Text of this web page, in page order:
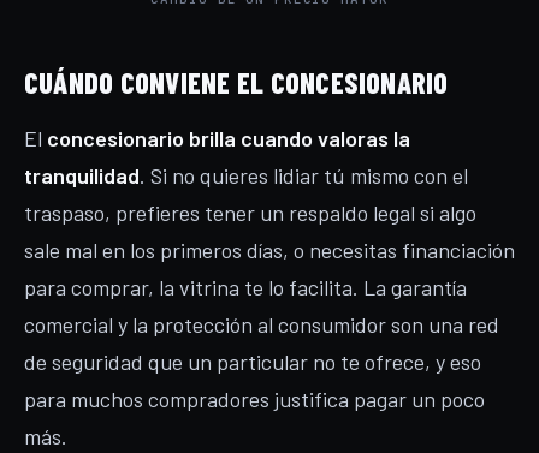
CUÁNDO CONVIENE EL CONCESIONARIO
El concesionario brilla cuando valoras la
tranquilidad. Si no quieres lidiar tú mismo con el
traspaso, prefieres tener un respaldo legal si algo
sale mal en los primeros días, o necesitas financiación
para comprar, la vitrina te lo facilita. La garantía
comercial y la protección al consumidor son una red
de seguridad que un particular no te ofrece, y eso
para muchos compradores justifica pagar un poco
más.